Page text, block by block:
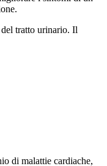
tratto urinario. Il
di malattie cardiache,